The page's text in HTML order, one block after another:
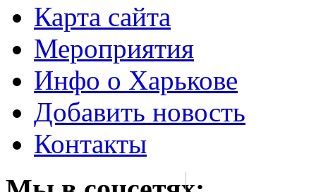
Карта сайта
Мероприятия
Инфо о Харькове
Добавить новость
Контакты